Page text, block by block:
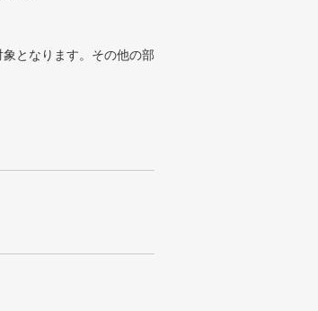
となります。その他の部